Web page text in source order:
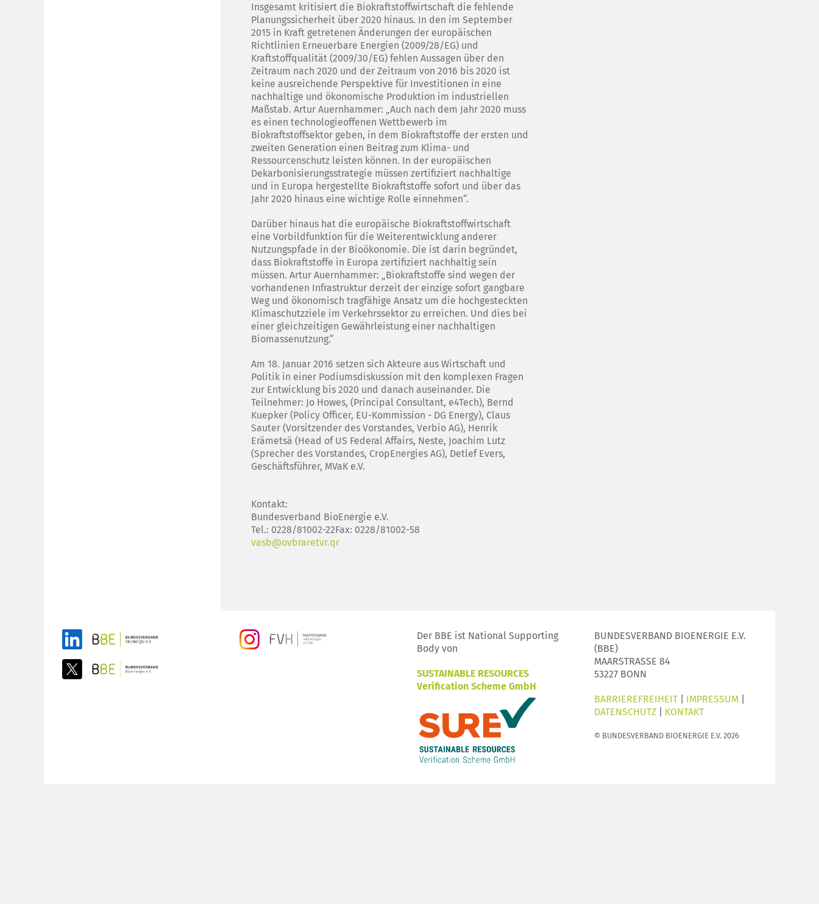
Insgesamt kritisiert die Biokraftstoffwirtschaft die fehlende
Planungssicherheit über 2020 hinaus. In den im September
2015 in Kraft getretenen Änderungen der europäischen
Richtlinien Erneuerbare Energien (2009/28/EG) und
Kraftstoffqualität (2009/30/EG) fehlen Aussagen über den
Zeitraum nach 2020 und der Zeitraum von 2016 bis 2020 ist
keine ausreichende Perspektive für Investitionen in eine
nachhaltige und ökonomische Produktion im industriellen
Maßstab. Artur Auernhammer: „Auch nach dem Jahr 2020 muss
es einen technologieoffenen Wettbewerb im
Biokraftstoffsektor geben, in dem Biokraftstoffe der ersten und
zweiten Generation einen Beitrag zum Klima- und
Ressourcenschutz leisten können. In der europäischen
Dekarbonisierungsstrategie müssen zertifiziert nachhaltige
und in Europa hergestellte Biokraftstoffe sofort und über das
Jahr 2020 hinaus eine wichtige Rolle einnehmen“.
Darüber hinaus hat die europäische Biokraftstoffwirtschaft
eine Vorbildfunktion für die Weiterentwicklung anderer
Nutzungspfade in der Bioökonomie. Die ist darin begründet,
dass Biokraftstoffe in Europa zertifiziert nachhaltig sein
müssen. Artur Auernhammer: „Biokraftstoffe sind wegen der
vorhandenen Infrastruktur derzeit der einzige sofort gangbare
Weg und ökonomisch tragfähige Ansatz um die hochgesteckten
Klimaschutzziele im Verkehrssektor zu erreichen. Und dies bei
einer gleichzeitigen Gewährleistung einer nachhaltigen
Biomassenutzung.“
Am 18. Januar 2016 setzen sich Akteure aus Wirtschaft und
Politik in einer Podiumsdiskussion mit den komplexen Fragen
zur Entwicklung bis 2020 und danach auseinander. Die
Teilnehmer: Jo Howes, (Principal Consultant, e4Tech), Bernd
Kuepker (Policy Officer, EU-Kommission - DG Energy), Claus
Sauter (Vorsitzender des Vorstandes, Verbio AG), Henrik
Erämetsä (Head of US Federal Affairs, Neste, Joachim Lutz
(Sprecher des Vorstandes, CropEnergies AG), Detlef Evers,
Geschäftsführer, MVaK e.V.
Kontakt:
Bundesverband BioEnergie e.V.
Tel.: 0228/81002-22Fax: 0228/81002-58
vasb@ovbraretvr.qr
Der BBE ist National Supporting
Body von
SUSTAINABLE RESOURCES
Verification Scheme GmbH
BUNDESVERBAND BIOENERGIE E.V.
(BBE)
MAARSTRASSE 84
53227 BONN
BARRIEREFREIHEIT IMPRESSUM
DATENSCHUTZ
KONTAKT
© BUNDESVERBAND BIOENERGIE E.V. 2026